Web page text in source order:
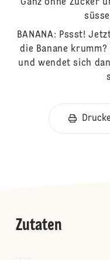
Ganz ohne Zucker
BANANA: Pssst!
die Banane
und wendet sich
Zutaten